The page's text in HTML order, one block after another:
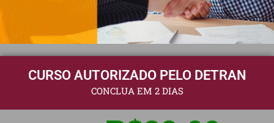
CURSO AUTORIZADO PELO DETRAN
CONCLUA EM 2 DIAS